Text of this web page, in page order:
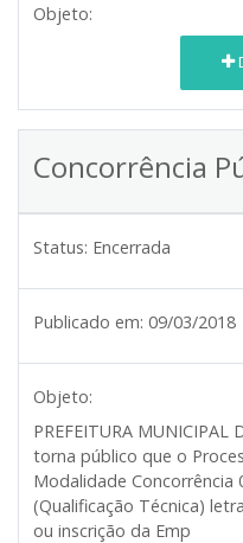
Objeto:
Concorrência
Status: Encerrada
Publicado em: 09/03/2018
Objeto:
PREFEITURA MUNICIPAL
torna público que o
Modalidade Concorrência
(Qualificação Técnica)
ou inscrição da Emp